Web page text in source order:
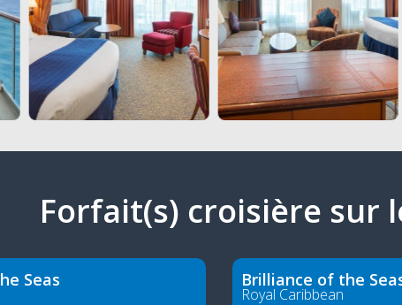
Forfait(s) croisière sur
Seas Brilliance of the
Royal Caribbean